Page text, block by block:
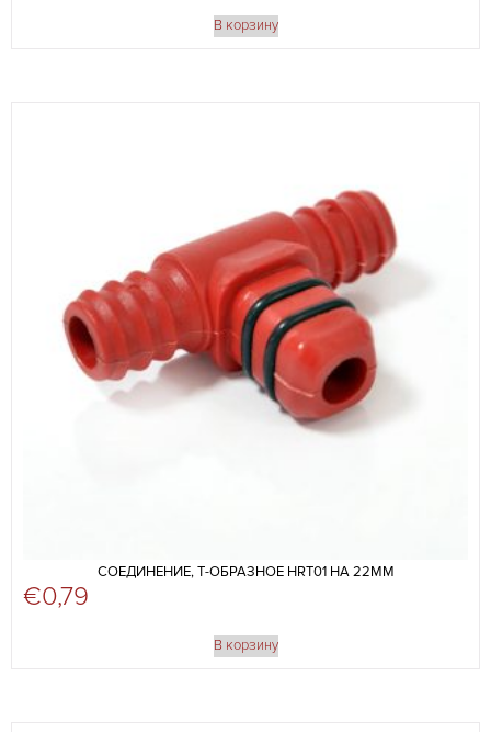
В корзину
СОЕДИНЕНИЕ, Т-ОБРАЗНОЕ HRT01 НА 22ММ
€0,79
В корзину